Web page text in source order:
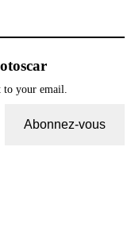
to your email.
Abonnez-vous